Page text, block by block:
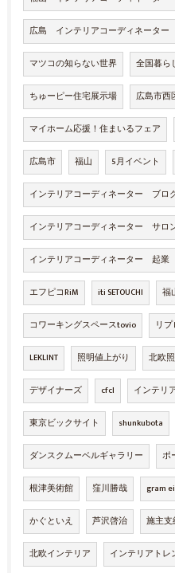
広島 インテリアコーディネーター
マツコの知らない世界 全国暮ら
ちゅーピー住宅展示場 広島市西
マイホーム応援！住まいるフェア
広島市 福山 5月イベント
インテリアコーディネーター ブロ
インテリアコーディネーター サロ
インテリアコーディネーター 起業
エフピコRiM iti SETOUCHI 福
コワーキングスペースtovio リ
LEKLINT 照明値上がり 北欧
デザイナーズ cfcl インテリ
東京ビックサイト shunkubota
ダンスクムーベルギャラリー ポ
根津美術館 窪川勝哉 gram
かぐといえ 芦沢啓治 施主支
北欧インテリア インテリアトレ